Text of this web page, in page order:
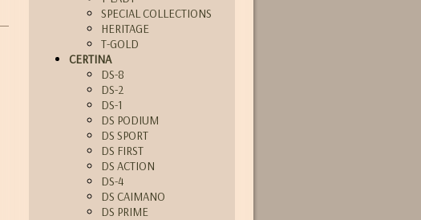
SPECIAL COLLECTIONS
HERITAGE
T-GOLD
CERTINA
DS-8
DS-2
DS-1
DS PODIUM
DS SPORT
DS FIRST
DS ACTION
DS-4
DS CAIMANO
DS PRIME